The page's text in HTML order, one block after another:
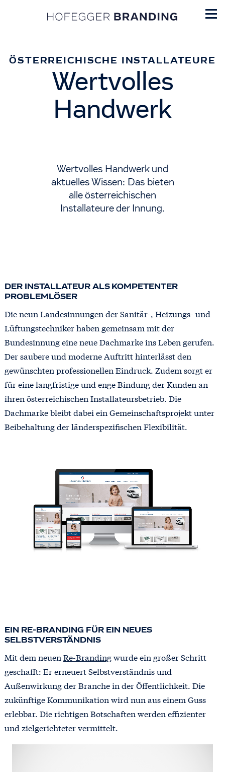
ÖSTERREICHISCHE INSTALLATEURE
Wertvolles
Handwerk
Wertvolles Handwerk und
aktuelles Wissen: Das bieten
alle österreichischen
Installateure der Innung.
DER INSTALLATEUR ALS KOMPETENTER
PROBLEMLÖSER
Die neun Landesinnungen der Sanitär-, Heizungs- und
Lüftungstechniker haben gemeinsam mit der
Bundesinnung eine neue Dachmarke ins Leben gerufen.
Der saubere und moderne Auftritt hinterlässt den
gewünschten professionellen Eindruck. Zudem sorgt er
für eine langfristige und enge Bindung der Kunden an
ihren österreichischen Installateursbetrieb. Die
Dachmarke bleibt dabei ein Gemeinschaftsprojekt unter
Beibehaltung der länderspezifischen Flexibilität.
EIN RE-BRANDING FÜR EIN NEUES
SELBSTVERSTÄNDNIS
Mit dem neuen Re-Brandingwurde ein großer Schritt
geschafft: Er erneuert Selbstverständnis und
Außenwirkung der Branche in der Öffentlichkeit. Die
zukünftige Kommunikation wird nun aus einem Guss
erlebbar. Die richtigen Botschaften werden effizienter
und zielgerichteter vermittelt.